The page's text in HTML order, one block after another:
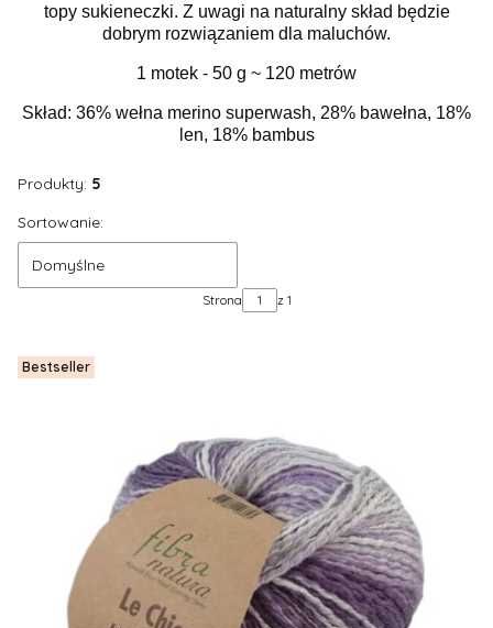
topy sukieneczki. Z uwagi na naturalny skład będzie
dobrym rozwiązaniem dla maluchów.
1 motek - 50 g ~ 120 metrów
Skład: 36% wełna merino superwash, 28% bawełna, 18%
len, 18% bambus
Produkty: 5
Lista produktów
Sortowanie:
Domyślne
Strona z 1
Bestseller